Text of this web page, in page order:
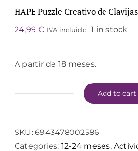
HAPE Puzzle Creativo de Clavijas
24,99€ IVA incluido 1 in stock
A partir de 18 meses.
Add to cart
SKU:6943478002586
Categories: 12-24 meses,